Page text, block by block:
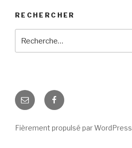
RECHERCHER
pour
E-
mail
Facebook
Fièrement propulsé par WordPress